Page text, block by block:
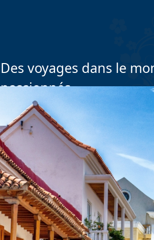
Des voyages dans le
passionnés